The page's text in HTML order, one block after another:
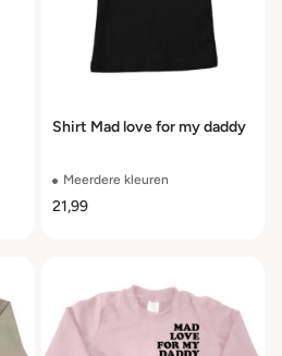
Shirt Mad love for my daddy
Meerdere kleuren
21,99